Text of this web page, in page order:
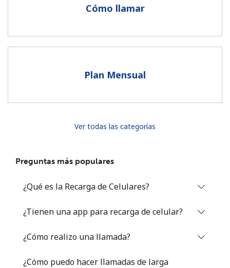
Al abrir una cuenta en este sitio web, estoy de acuerdo con
Cómo llamar
Plan Mensual
Ver todas las categorías
Preguntas más populares
¿Qué es la Recarga de Celulares?
¿Tienen una app para recarga de celular?
¿Cómo realizo una llamada?
¿Cómo puedo hacer llamadas de larga